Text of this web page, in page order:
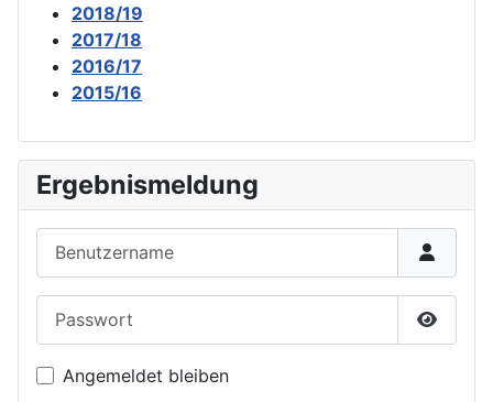
2018/19
2017/18
2016/17
2015/16
Ergebnismeldung
Angemeldet bleiben